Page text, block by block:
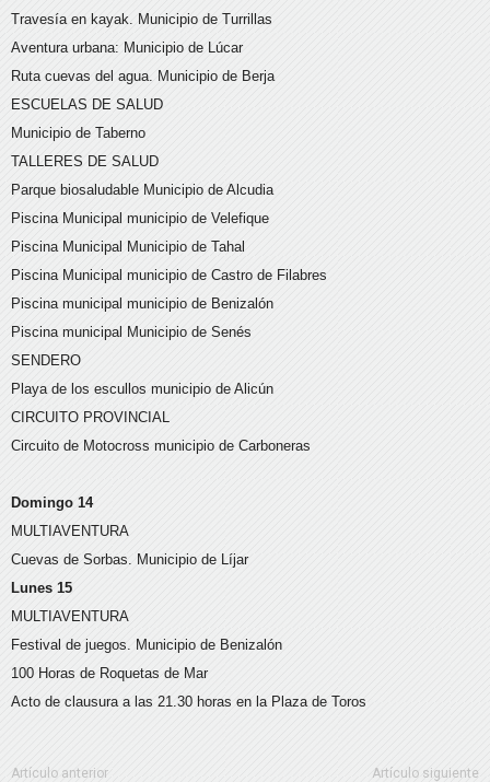
Travesía en kayak. Municipio de Turrillas
Aventura urbana: Municipio de Lúcar
Ruta cuevas del agua. Municipio de Berja
ESCUELAS DE SALUD
Municipio de Taberno
TALLERES DE SALUD
Parque biosaludable Municipio de Alcudia
Piscina Municipal municipio de Velefique
Piscina Municipal Municipio de Tahal
Piscina Municipal municipio de Castro de Filabres
Piscina municipal municipio de Benizalón
Piscina municipal Municipio de Senés
SENDERO
Playa de los escullos municipio de Alicún
CIRCUITO PROVINCIAL
Circuito de Motocross municipio de Carboneras
Domingo 14
MULTIAVENTURA
Cuevas de Sorbas. Municipio de Líjar
Lunes 15
MULTIAVENTURA
Festival de juegos. Municipio de Benizalón
100 Horas de Roquetas de Mar
Acto de clausura a las 21.30 horas en la Plaza de Toros
Artículo anterior Artículo siguiente